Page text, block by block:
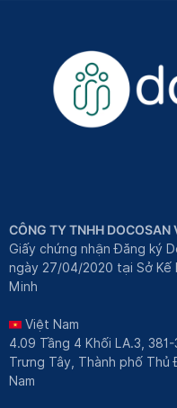
CÔNG TY TNHH DOCOSAN
Giấy chứng nhận Đăng ký
ngày 27/04/2020 tại Sở Kế
Minh
Việt Nam
4.09 Tầng 4 Khối LA.3,
Trưng Tây, Thành phố Thủ
Nam